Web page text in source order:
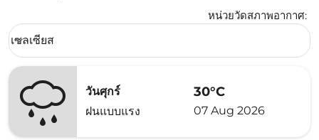
หน่วยวัดสภาพอากาศ:
Weather unit option เซลเซียส Selected
เซลเซียส
keyboard_arrow_down
วันศุกร์
ฝนแบบแรง
30°C
07 Aug 2026